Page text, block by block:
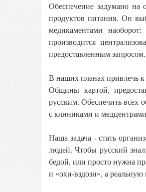
Обеспечение задумано на
продуктов питания. Он
медикаментами
производится
предоставленным запросом.
В наших планах привлечь к
Общины картой,
русским. Обеспечить всех
с клиниками и
Наша задача - стать
людей. Чтобы русский
бедой, или просто нужна
и «охи-вздози», а